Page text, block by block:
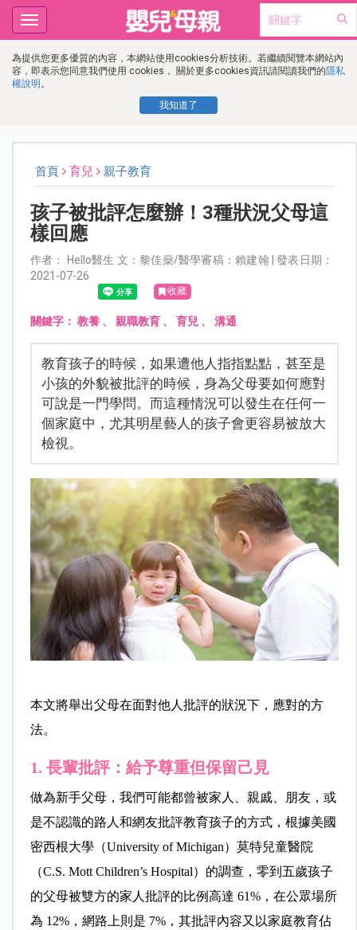
為提供您更多優質的內容，本網站使用cookies分析技術。若繼續閱覽本網站內
容，即表示您同意我們使用 cookies， 關於更多cookies資訊請閱讀我們的隱私
權說明 。
我知道了
Toggle
navigation
首頁 育兒 親子教育
孩子被批評怎麼辦！3種狀況父母這
樣回應
作者： Hello醫生 文：黎佳燊/醫學審稿：賴建翰 | 發表日期：
2021-07-26
收藏
關鍵字： 教養、 親職教育、 育兒、 溝通
教育孩子的時候，如果遭他人指指點點，甚至是
小孩的外貌被批評的時候，身為父母要如何應對
可說是一門學問。而這種情況可以發生在任何一
個家庭中，尤其明星藝人的孩子會更容易被放大
檢視。
本文將舉出父母在面對他人批評的狀況下，應對的方
法。
1. 長輩批評：給予尊重但保留己見
做為新手父母，我們可能都曾被家人、親戚、朋友，或
是不認識的路人和網友批評教育孩子的方式，根據美國
密西根大學（University of Michigan）莫特兒童醫院
（C.S. Mott Children’s Hospital）的調查，零到五歲孩子
的父母被雙方的家人批評的比例高達 61%，在公眾場所
為 12%，網路上則是 7%，其批評內容又以家庭教育佔